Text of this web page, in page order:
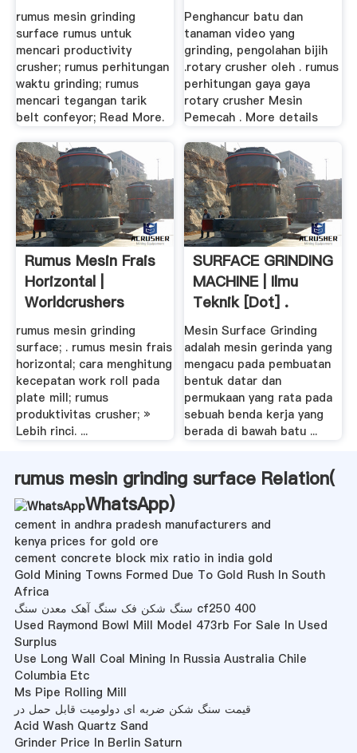
rumus mesin grinding
surface rumus untuk
mencari productivity
crusher; rumus perhitungan
waktu grinding; rumus
mencari tegangan tarik
belt confeyor; Read More.
Penghancur batu dan
tanaman video yang
grinding, pengolahan bijih
.rotary crusher oleh . rumus
perhitungan gaya gaya
rotary crusher Mesin
Pemecah . More details
Rumus Mesin Frais
Horizontal |
Worldcrushers
rumus mesin grinding
surface; . rumus mesin frais
horizontal; cara menghitung
kecepatan work roll pada
plate mill; rumus
produktivitas crusher; »
Lebih rinci. ...
SURFACE GRINDING
MACHINE | Ilmu
Teknik [dot] .
Mesin Surface Grinding
adalah mesin gerinda yang
mengacu pada pembuatan
bentuk datar dan
permukaan yang rata pada
sebuah benda kerja yang
berada di bawah batu ...
rumus mesin grinding surface Relation(
WhatsApp)
cement in andhra pradesh manufacturers and
kenya prices for gold ore
cement concrete block mix ratio in india gold
Gold Mining Towns Formed Due To Gold Rush In South
Africa
سنگ شکن فک سنگ آهک معدن سنگ cf250 400
Used Raymond Bowl Mill Model 473rb For Sale In Used
Surplus
Use Long Wall Coal Mining In Russia Australia Chile
Columbia Etc
Ms Pipe Rolling Mill
قیمت سنگ شکن ضربه ای دولومیت قابل حمل در
Acid Wash Quartz Sand
Grinder Price In Berlin Saturn